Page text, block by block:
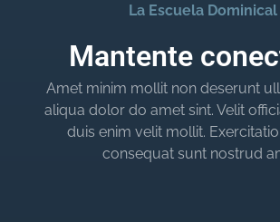
La Escuela Dominical
Mantente
Amet minim mollit non deserunt
aliqua dolor do amet sint. Velit
duis enim velit mollit.
consequat sunt nostrud